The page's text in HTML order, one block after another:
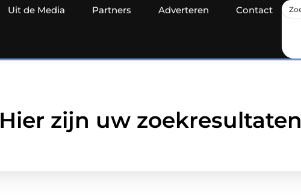
Uit de Media Partners Adverteren Contact
Hier zijn uw zoekresultaten